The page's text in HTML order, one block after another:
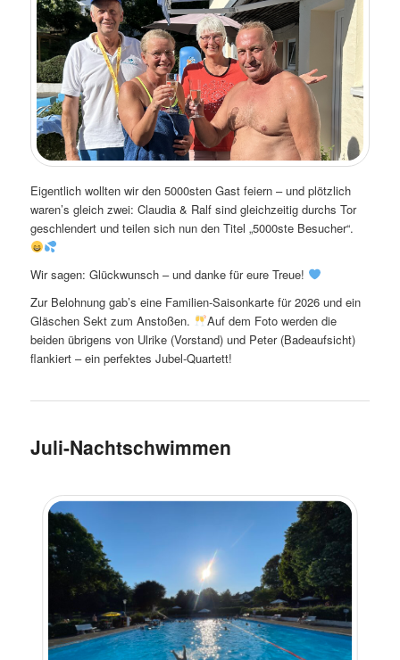
Eigentlich wollten wir den 5000sten Gast feiern – und plötzlich
waren’s gleich zwei: Claudia & Ralf sind gleichzeitig durchs Tor
geschlendert und teilen sich nun den Titel „5000ste Besucher“.
Wir sagen: Glückwunsch – und danke für eure Treue!
Zur Belohnung gab’s eine Familien-Saisonkarte für 2026 und ein
Gläschen Sekt zum Anstoßen.
Auf dem Foto werden die
beiden übrigens von Ulrike (Vorstand) und Peter (Badeaufsicht)
flankiert – ein perfektes Jubel-Quartett!
Juli-Nachtschwimmen